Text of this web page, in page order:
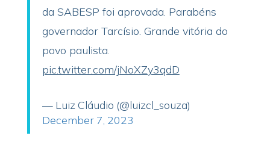
da SABESP foi aprovada. Parabéns
governador Tarcísio. Grande vitória do
povo paulista.
pic.twitter.com/jNoXZy3qdD
— Luiz Cláudio (@luizcl_souza)
December 7, 2023